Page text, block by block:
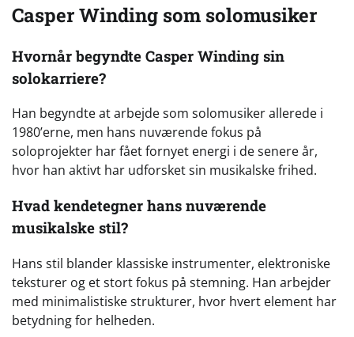
Casper Winding som solomusiker
Hvornår begyndte Casper Winding sin
solokarriere?
Han begyndte at arbejde som solomusiker allerede i
1980’erne, men hans nuværende fokus på
soloprojekter har fået fornyet energi i de senere år,
hvor han aktivt har udforsket sin musikalske frihed.
Hvad kendetegner hans nuværende
musikalske stil?
Hans stil blander klassiske instrumenter, elektroniske
teksturer og et stort fokus på stemning. Han arbejder
med minimalistiske strukturer, hvor hvert element har
betydning for helheden.